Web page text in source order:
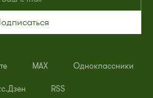
MAX Одноклассники
RSS